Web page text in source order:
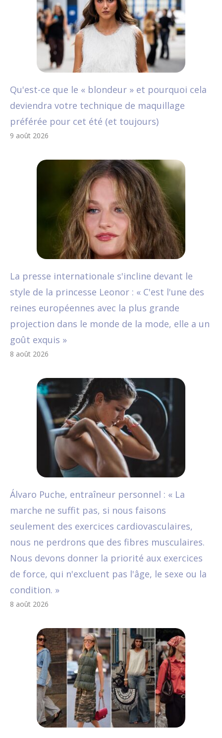
Qu'est-ce que le « blondeur » et pourquoi cela
deviendra votre technique de maquillage
préférée pour cet été (et toujours)
9 août 2026
La presse internationale s'incline devant le
style de la princesse Leonor : « C'est l'une des
reines européennes avec la plus grande
projection dans le monde de la mode, elle a un
goût exquis »
8 août 2026
Álvaro Puche, entraîneur personnel : « La
marche ne suffit pas, si nous faisons
seulement des exercices cardiovasculaires,
nous ne perdrons que des fibres musculaires.
Nous devons donner la priorité aux exercices
de force, qui n'excluent pas l'âge, le sexe ou la
condition. »
8 août 2026